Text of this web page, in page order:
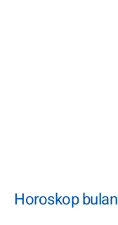
Horoskop